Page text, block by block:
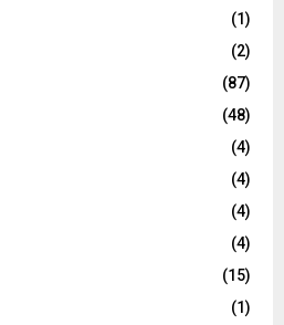
(1)
(2)
(87)
(48)
(4)
(4)
(4)
(4)
(15)
(1)